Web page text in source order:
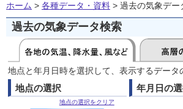
ホーム > 各種データ・資料 > 過去の気象デー
過去の気象データ検索
地点と年月日時を選択して、表示するデー
地点の選択
地点の選択をクリア
年月日の